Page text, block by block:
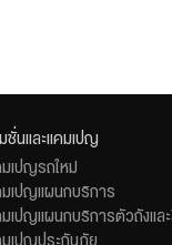
มชั่นและแคมเปญ
เปญรถใหม่
เปญแผนกบริการ
เปญแผนกบริการตัวถังแล